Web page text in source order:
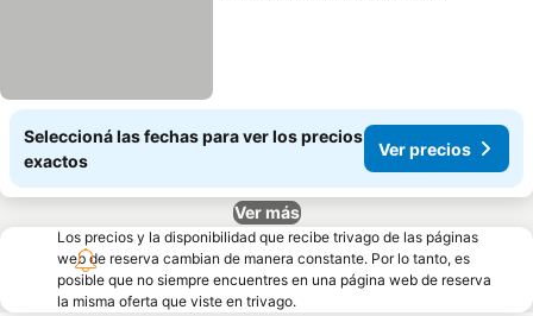
Seleccioná las fechas para ver los precios
exactos
Ver precios
Ver más
Los precios y la disponibilidad que recibe trivago de las páginas
web de reserva cambian de manera constante. Por lo tanto, es
posible que no siempre encuentres en una página web de reserva
la misma oferta que viste en trivago.